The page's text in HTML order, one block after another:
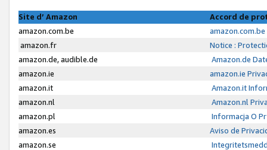
Site d’ Amazon
Accord de
amazon.com.be
amazon.fr
Notice :
amazon.de, audible.de
Amazon.de
amazon.ie
amazon.ie
amazon.it
Amazon.it
amazon.nl
Amazon.nl
amazon.pl
Informacja O
amazon.es
Aviso de
amazon.se